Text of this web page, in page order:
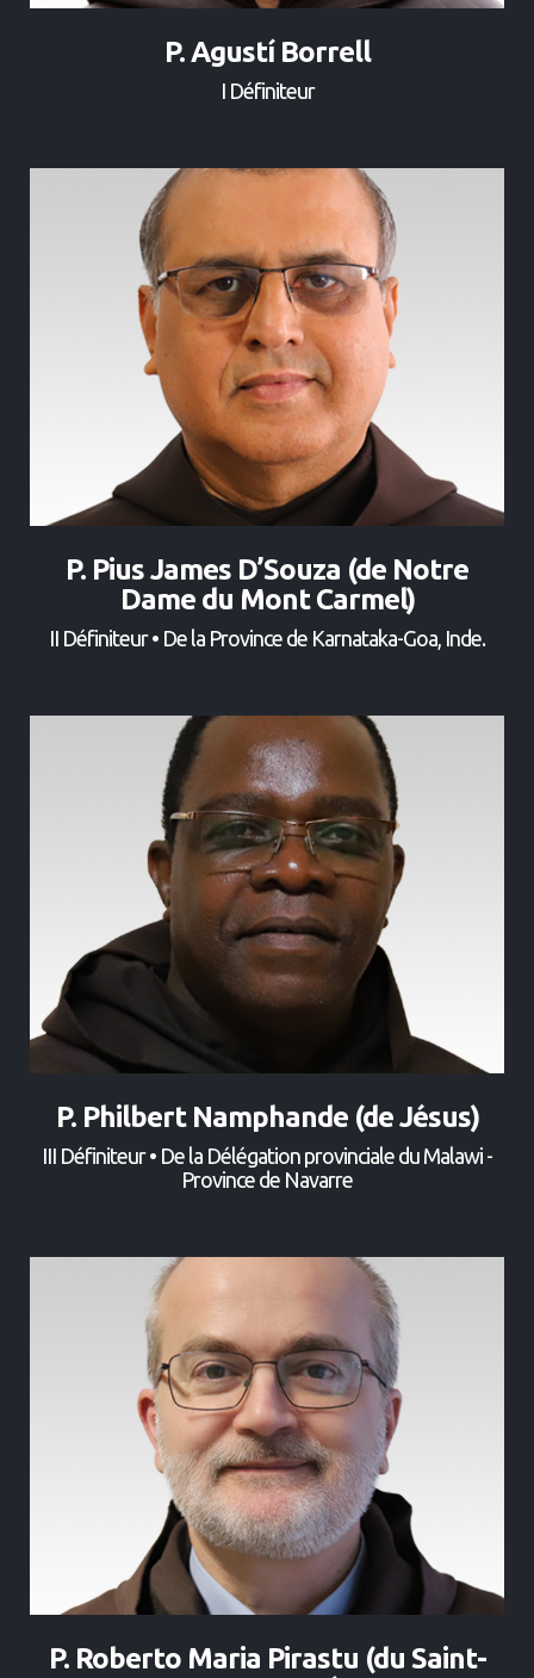
P. Agustí Borrell
I Définiteur
P. Pius James D’Souza (de Notre
Dame du Mont Carmel)
II Définiteur • De la Province de Karnataka-Goa, Inde.
P. Philbert Namphande (de Jésus)
III Définiteur • De la Délégation provinciale du Malawi -
Province de Navarre
P. Roberto Maria Pirastu (du Saint-